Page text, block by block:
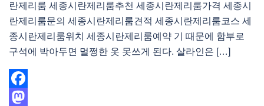
란제리룸 세종시란제리룸추천 세종시란제리룸가격 세종시
란제리룸문의 세종시란제리룸견적 세종시란제리룸코스 세
종시란제리룸위치 세종시란제리룸예약 기 때문에 함부로
구석에 박아두면 멀쩡한 옷 못쓰게 된다. 살라인은 […]
Facebook